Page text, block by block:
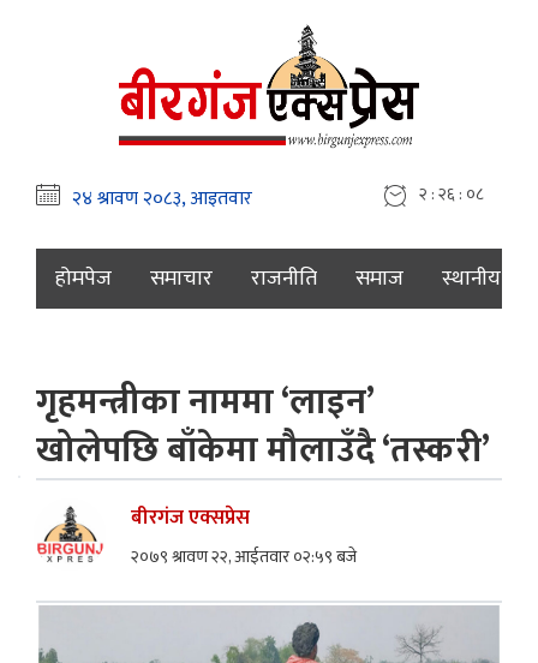
२ : २६ : ०९
होमपेज समाचार राजनीति समाज स्थानीय
गृहमन्त्रीका नाममा ‘लाइन’
खोलेपछि बाँकेमा मौलाउँदै ‘तस्करी’
बीरगंज एक्सप्रेस
२०७९ श्रावण २२, आईतवार ०२:५९ बजे